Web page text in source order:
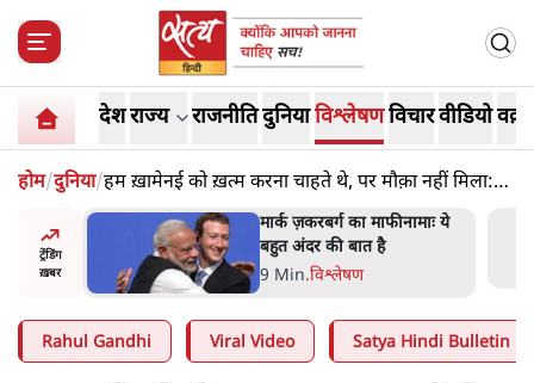
देशराज्य राजनीतिदुनियाविश्लेषणविचारवीडियो
होम/दुनिया/हम ख़ामेनई को ख़त्म करना चाहते थे, पर मौक़ा नहीं मिला:
इसराइली रक्षा मंत्री
ट्रेंडिंग
ख़बर
भागवत
मार्क ज़करबर्ग का माफीनामाः ये
बहुत अंदर की बात है
9 Min.विश्लेषण
Rahul Gandhi Viral Video Satya Hindi Bulletin